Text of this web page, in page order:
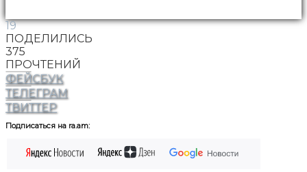
19
ПОДЕЛИЛИСЬ
375
ПРОЧТЕНИЙ
ФЕЙСБУК
ТЕЛЕГРАМ
ТВИТТЕР
Подписаться на ra.am: